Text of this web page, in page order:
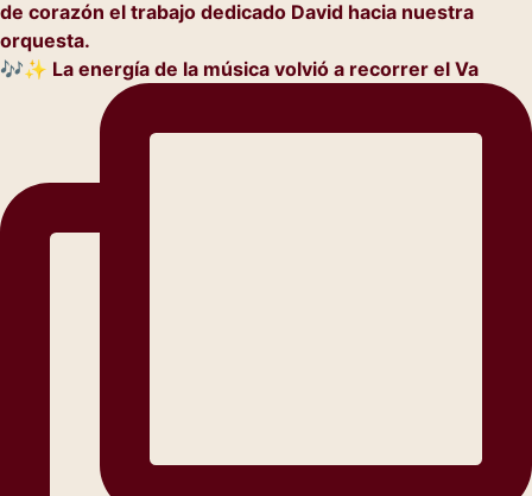
🎶✨ La energía de la música volvió a recorrer el Va